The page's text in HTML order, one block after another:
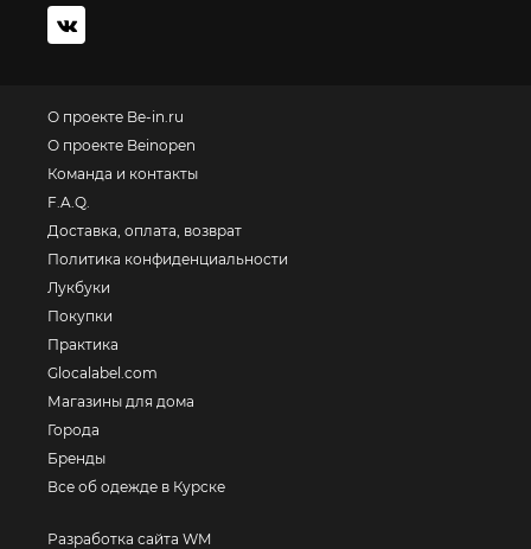
О проекте Be-in.ru
О проекте Beinopen
Команда и контакты
F.A.Q.
Доставка, оплата, возврат
Политика конфиденциальности
Лукбуки
Покупки
Практика
Glocalabel.com
Магазины для дома
Города
Бренды
Все об одежде в Курске
Разработка сайта WM